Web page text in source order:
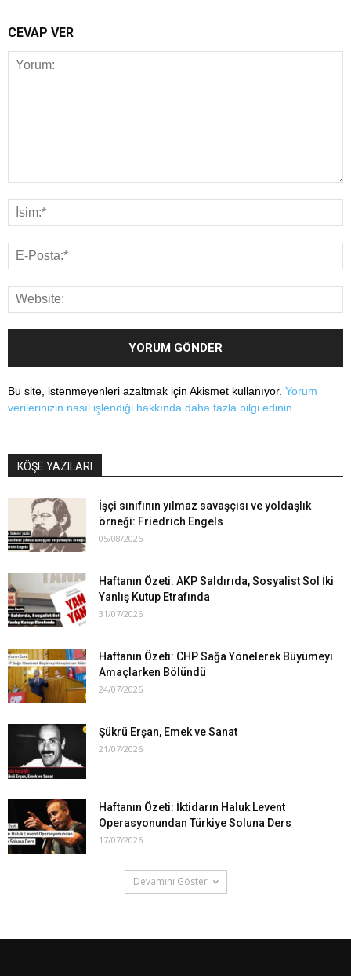
CEVAP VER
Bu site, istenmeyenleri azaltmak için Akismet kullanıyor. Yorum
verilerinizin nasıl işlendiği hakkında daha fazla bilgi edinin
KÖŞE YAZILARI
İşçi sınıfının yılmaz savaşçısı ve yoldaşlık
örneği: Friedrich Engels
05/08/2026
Haftanın Özeti: AKP Saldırıda, Sosyalist Sol İki
Yanlış Kutup Etrafında
31/07/2026
Haftanın Özeti: CHP Sağa Yönelerek Büyümeyi
Amaçlarken Bölündü
24/07/2026
Şükrü Erşan, Emek ve Sanat
21/07/2026
Haftanın Özeti: İktidarın Haluk Levent
Operasyonundan Türkiye Soluna Ders
17/07/2026
Devamını Göster